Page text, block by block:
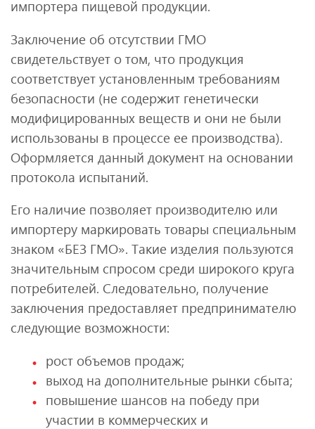
импортера пищевой продукции.
Заключение об отсутствии ГМО
свидетельствует о том, что продукция
соответствует установленным требованиям
безопасности (не содержит генетически
модифицированных веществ и они не были
использованы в процессе ее производства).
Оформляется данный документ на основании
протокола испытаний.
Его наличие позволяет производителю или
импортеру маркировать товары специальным
знаком «БЕЗ ГМО». Такие изделия пользуются
значительным спросом среди широкого круга
потребителей. Следовательно, получение
заключения предоставляет предпринимателю
следующие возможности:
рост объемов продаж;
выход на дополнительные рынки сбыта;
повышение шансов на победу при
участии в коммерческих и